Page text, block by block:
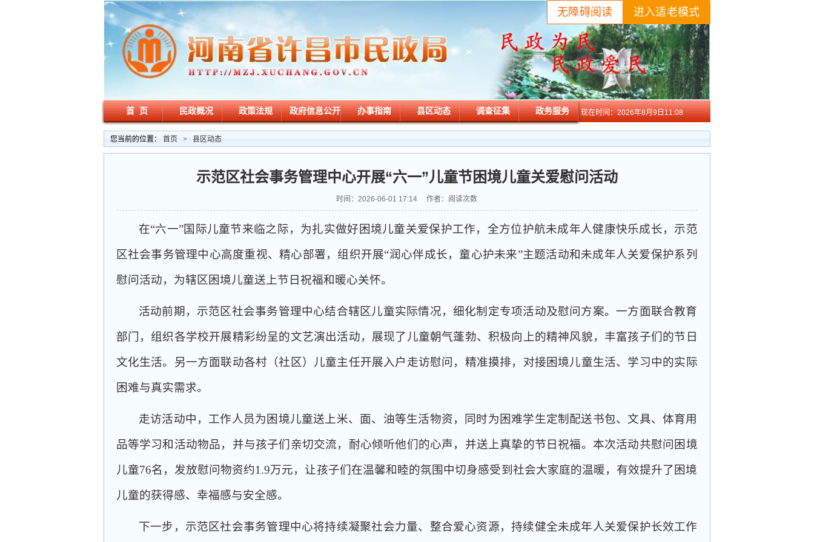
进入适老模式
无障碍阅读
首 页 民政概况 政策法规 政府信息公开 办事指南 县区动态 调查征集 政务服务 现在时间：2026年8月9日11:08
您当前的位置： 首页 > 县区动态
示范区社会事务管理中心开展“六一”儿童节困境儿童关爱慰问活动
时间：2026-06-01 17:14 作者：阅读次数
在“六一”国际儿童节来临之际，为扎实做好困境儿童关爱保护工作，全方位护航未成年人健康快乐成长，示范
区社会事务管理中心高度重视、精心部署，组织开展“润心伴成长，童心护未来”主题活动和未成年人关爱保护系列
慰问活动，为辖区困境儿童送上节日祝福和暖心关怀。
活动前期，示范区社会事务管理中心结合辖区儿童实际情况，细化制定专项活动及慰问方案。一方面联合教育
部门，组织各学校开展精彩纷呈的文艺演出活动，展现了儿童朝气蓬勃、积极向上的精神风貌，丰富孩子们的节日
文化生活。另一方面联动各村（社区）儿童主任开展入户走访慰问，精准摸排，对接困境儿童生活、学习中的实际
困难与真实需求。
走访活动中，工作人员为困境儿童送上米、面、油等生活物资，同时为困难学生定制配送书包、文具、体育用
品等学习和活动物品，并与孩子们亲切交流，耐心倾听他们的心声，并送上真挚的节日祝福。本次活动共慰问困境
儿童76名，发放慰问物资约1.9万元，让孩子们在温馨和睦的氛围中切身感受到社会大家庭的温暖，有效提升了困境
儿童的获得感、幸福感与安全感。
下一步，示范区社会事务管理中心将持续凝聚社会力量、整合爱心资源，持续健全未成年人关爱保护长效工作